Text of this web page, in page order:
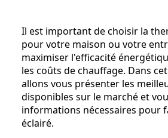
Il est important de choisir la
pour votre maison ou votre
maximiser l'efficacité
les coûts de chauffage. Dans
allons vous présenter les
disponibles sur le marché et
informations nécessaires pour
éclairé.